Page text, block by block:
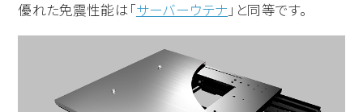
優れた免震性能は「サーバーウテナ 」と同等です。